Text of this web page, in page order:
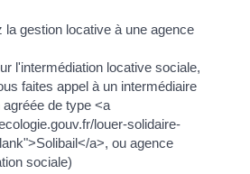
la gestion locative à une agence
l'intermédiation locative sociale,
faites appel à un intermédiaire
de type <a
louer-solidaire-
a>, ou agence
sociale)